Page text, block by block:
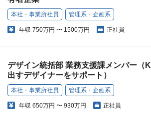
本社・事業所社員 管理系・企画系
年収 750万円 〜 1500万円 正社員
デザイン統括部 業務支援課メンバー（
出すデザイナーをサポート）
本社・事業所社員 管理系・企画系
年収 650万円 〜 930万円 正社員